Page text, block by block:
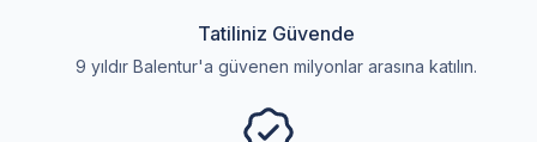
Tatiliniz Güvende
9 yıldır Balentur'a güvenen milyonlar arasına katılın.